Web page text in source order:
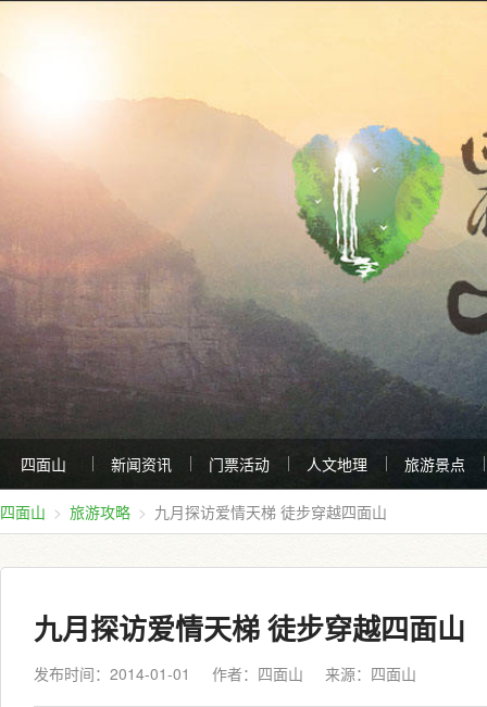
四面山 新闻资讯 门票活动 人文地理 旅游景点
四面山 旅游攻略 九月探访爱情天梯 徒步穿越四面山
九月探访爱情天梯 徒步穿越四面山
发布时间：2014-01-01 作者：四面山 来源： 四面山